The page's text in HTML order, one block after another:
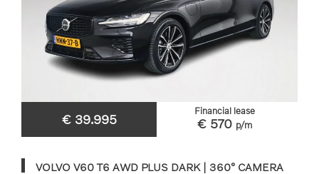
€ 39.995
Financial lease
€ 570 p/m
VOLVO V60 T6 AWD PLUS DARK | 360° CAMERA